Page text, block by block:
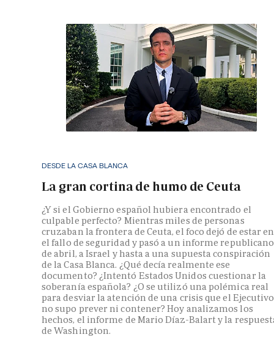
DESDE LA CASA BLANCA
La gran cortina de humo de Ceuta
¿Y si el Gobierno español hubiera encontrado el
culpable perfecto? Mientras miles de personas
cruzaban la frontera de Ceuta, el foco dejó de estar en
el fallo de seguridad y pasó a un informe republicano
de abril, a Israel y hasta a una supuesta conspiración
de la Casa Blanca. ¿Qué decía realmente ese
documento? ¿Intentó Estados Unidos cuestionar la
soberanía española? ¿O se utilizó una polémica real
para desviar la atención de una crisis que el Ejecutivo
no supo prever ni contener? Hoy analizamos los
hechos, el informe de Mario Díaz-Balart y la
de Washington.